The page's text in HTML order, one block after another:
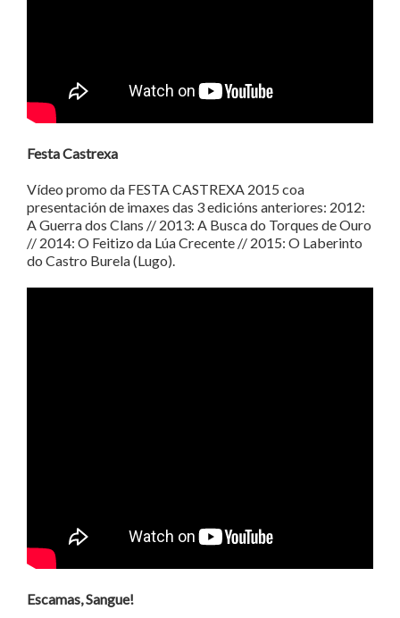
Festa Castrexa
Vídeo promo da FESTA CASTREXA 2015 coa
presentación de imaxes das 3 edicións anteriores: 2012:
A Guerra dos Clans // 2013: A Busca do Torques de Ouro
// 2014: O Feitizo da Lúa Crecente // 2015: O Laberinto
do Castro Burela (Lugo).
Escamas, Sangue!